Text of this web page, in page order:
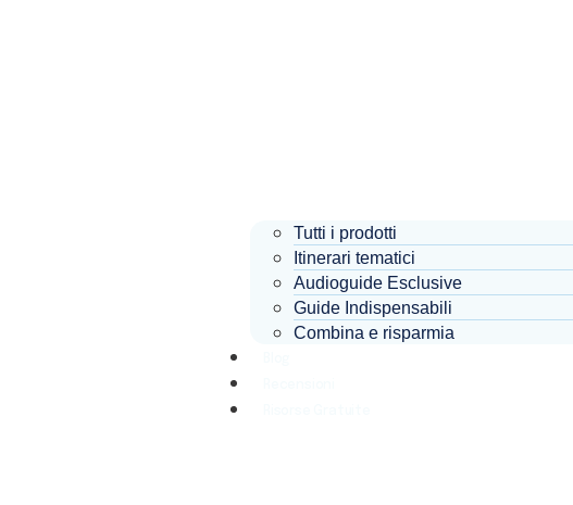
Tutti i prodotti
Itinerari tematici
Audioguide Esclusive
Guide Indispensabili
Combina e risparmia